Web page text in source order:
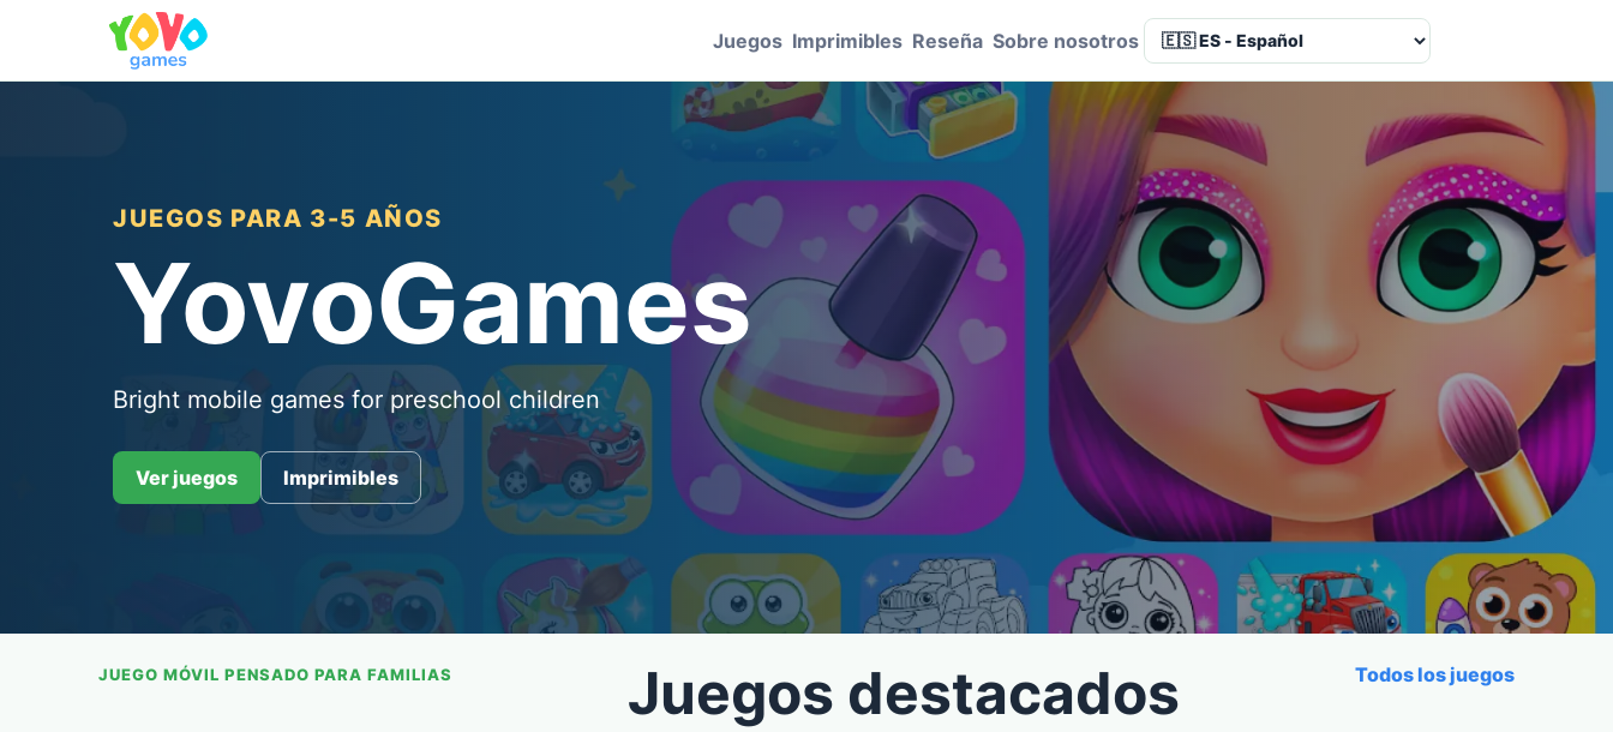
Juegos Imprimibles Reseña Sobre nosotros
JUEGOS PARA 3-5 AÑOS
YovoGames
Bright mobile games for preschool children
Ver juegos Imprimibles
JUEGO MÓVIL PENSADO PARA FAMILIAS Juegos destacados Todos los juegos